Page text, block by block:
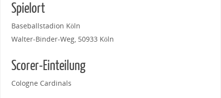
Spielort
Baseballstadion Köln
Walter-Binder-Weg, 50933 Köln
Scorer-Einteilung
Cologne Cardinals